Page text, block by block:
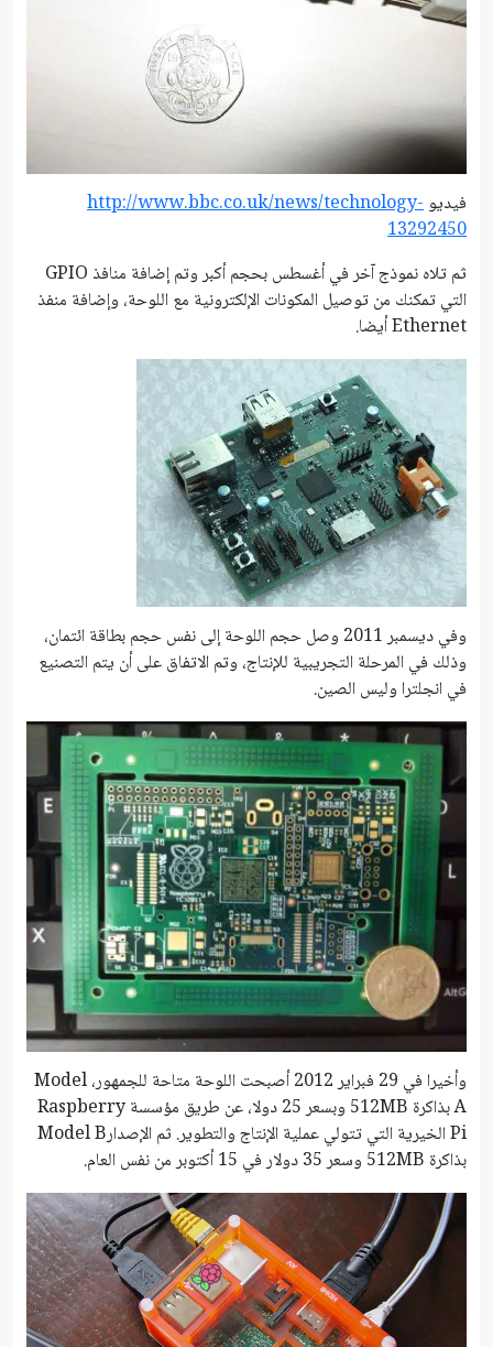
فيديوhttp://www.bbc.co.uk/news/technology-
13292450
ثم تلاه نموذج آخر في أغسطس بحجم أكبر وتم إضافة منافذ GPIO
التي تمكنك من توصيل المكونات الإلكترونية مع اللوحة، وإضافة منفذ
Ethernet أيضا.
وفي ديسمبر 2011 وصل حجم اللوحة إلى نفس حجم بطاقة ائتمان،
وذلك في المرحلة التجريبية للإنتاج، وتم الاتفاق على أن يتم التصنيع
في انجلترا وليس الصين.
وأخيرا في 29 فبراير 2012 أصبحت اللوحة متاحة للجمهور، Model
A بذاكرة 512MB وبسعر 25 دولا، عن طريق مؤسسة Raspberry
Pi الخيرية التي تتولي عملية الإنتاج والتطوير. ثم الإصدارModel B
بذاكرة 512MB وسعر 35 دولار في 15 أكتوبر من نفس العام.